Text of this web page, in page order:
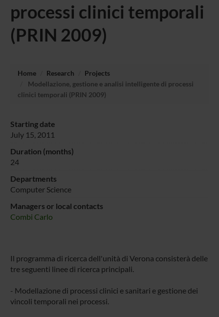
processi clinici temporali
(PRIN 2009)
Home Research
Projects
Modellazione, gestione e analisi intelligente di processi
clinici temporali (PRIN 2009)
Starting date
July 15, 2011
Duration (months)
24
Departments
Computer Science
Managers or local contacts
Combi Carlo
Il programma di ricerca dell'unità di Verona consisterà delle
tre seguenti linee di ricerca principali.
- Modellazione di processi clinici e sanitari e gestione dei
vincoli temporali nei processi.